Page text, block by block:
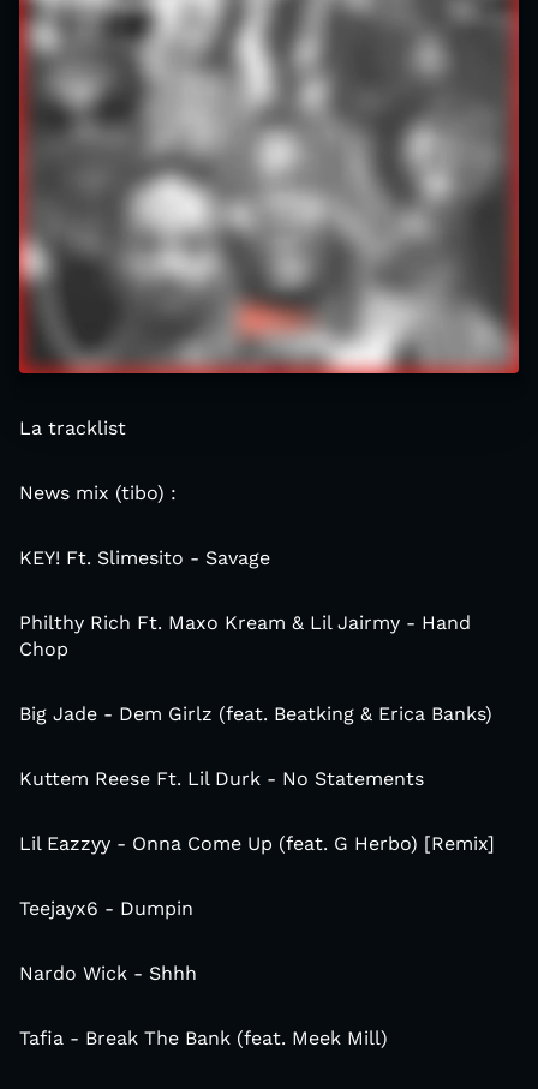
La tracklist
News mix (tibo) :
KEY! Ft. Slimesito - Savage
Philthy Rich Ft. Maxo Kream & Lil Jairmy - Hand
Chop
Big Jade - Dem Girlz (feat. Beatking & Erica Banks)
Kuttem Reese Ft. Lil Durk - No Statements
Lil Eazzyy - Onna Come Up (feat. G Herbo) [Remix]
Teejayx6 - Dumpin
Nardo Wick - Shhh
Tafia - Break The Bank (feat. Meek Mill)